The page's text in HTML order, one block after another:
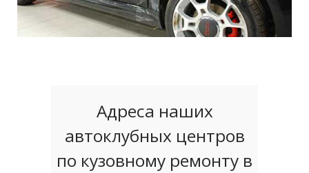
Адреса наших
автоклубных центров
по кузовному ремонту в